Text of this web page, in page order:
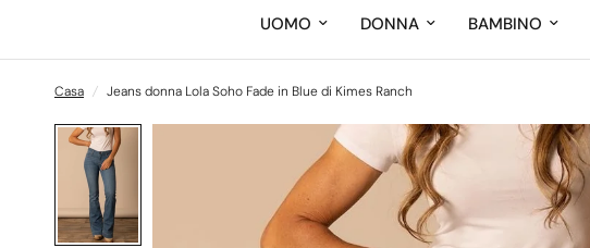
UOMO DONNA BAMBINO
Casa / Jeans donna Lola Soho Fade in Blue di Kimes Ranch